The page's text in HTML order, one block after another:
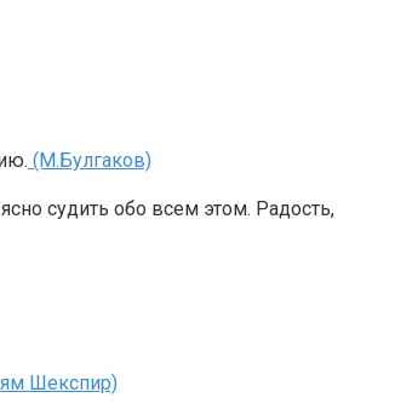
(М.Булгаков)
судить обо всем этом. Радость,
Шекспир)